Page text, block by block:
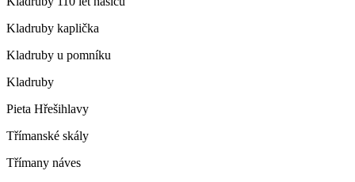
Kladruby kaplička
Kladruby u pomníku
Kladruby
Pieta Hřešihlavy
Třímanské skály
Třímany náves